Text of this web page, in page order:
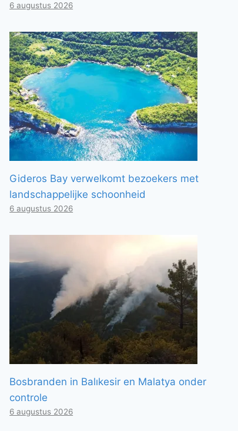
6 augustus 2026
Gideros Bay verwelkomt bezoekers met
landschappelijke schoonheid
6 augustus 2026
Bosbranden in Balıkesir en Malatya onder
controle
6 augustus 2026